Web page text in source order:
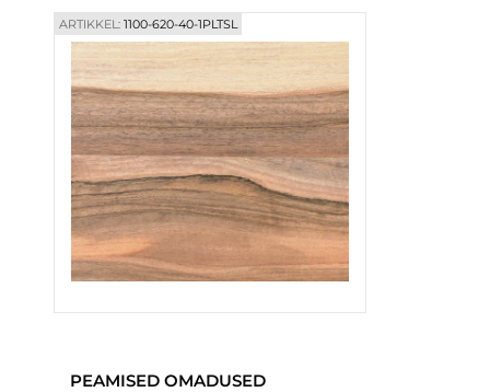
ARTIKKEL:1100-620-40-1PLTSL
PEAMISED OMADUSED